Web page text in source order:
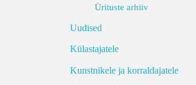
Ürituste arhiiv
Uudised
Külastajatele
Kunstnikele ja korraldajatele